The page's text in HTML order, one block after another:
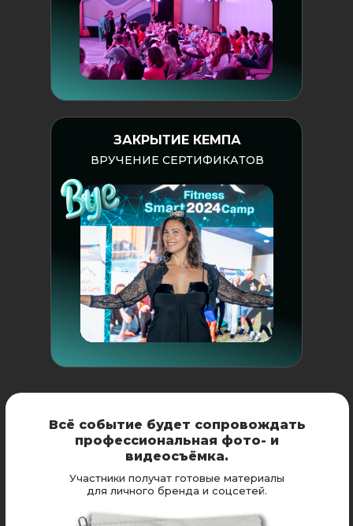
Участники получат готовые материалы
для личного бренда и соцсетей.
Всё событие будет сопровождать
профессиональная фото- и
видеосъёмка.
ЗАКРЫТИЕ КЕМПА
ВРУЧЕНИЕ СЕРТИФИКАТОВ